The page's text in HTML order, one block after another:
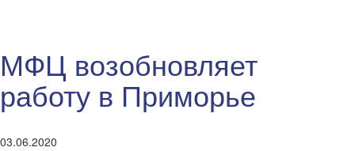
МФЦ возобновляет
работу в Приморье
03.06.2020